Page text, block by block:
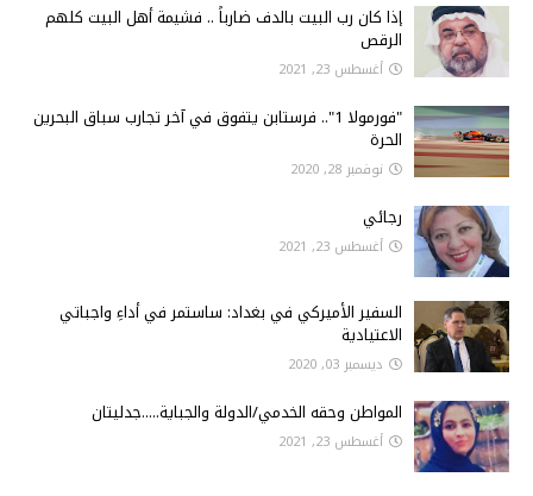
إذا كان رب البيت بالدف ضارباً .. فشيمة أهل البيت كلهم
الرقص
أغسطس 23, 2021
"فورمولا 1".. فرستابن يتفوق في آخر تجارب سباق البحرين
الحرة
نوفمبر 28, 2020
رجائي
أغسطس 23, 2021
السفير الأميركي في بغداد: ساستمر في أداءِ واجباتي
الاعتيادية
ديسمبر 03, 2020
المواطن وحقه الخدمي/الدولة والجباية.....جدليتان
أغسطس 23, 2021